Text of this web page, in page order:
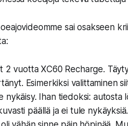
sai osakseen
2 vuotta XC60 Recharge.
Esimerkiksi valittaminen
nykäisy. Ihan tiedoksi: autosta
päällä ja ei tule